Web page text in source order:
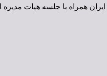
همراه با جلسه هیات مدیره